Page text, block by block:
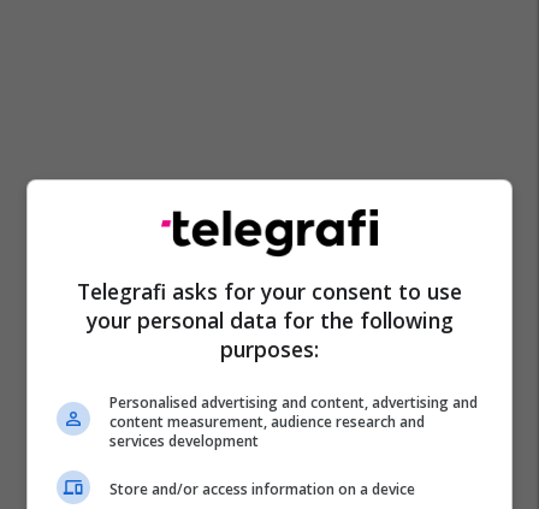
Telegrafi asks for your consent to use
your personal data for the following
purposes:
Personalised advertising and content, advertising and
content measurement, audience research and
services development
Store and/or access information on a device